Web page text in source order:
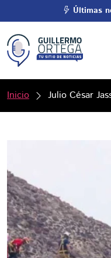
Últimas
Inicio Julio César